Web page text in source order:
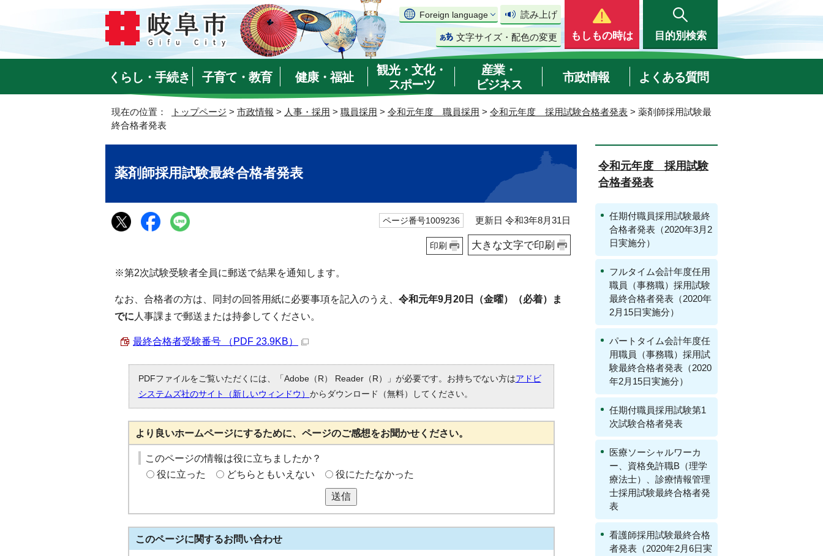
Foreign language 読み上げ
文字サイズ・配色の変更 もしもの時は 目的別検索
くらし・手続き 子育て・教育 健康・福祉
観光・文化・
スポーツ
産業・
ビジネス
市政情報 よくある質問
現在の位置： トップページ > 市政情報 > 人事・採用 > 職員採用 > 令和元年度 職員採用 > 令和元年度 採用試験合格者発表 > 薬剤師採用試験最
終合格者発表
薬剤師採用試験最終合格者発表
ページ番号1009236 更新日 令和3年8月31日
印刷 大きな文字で印刷
※第2次試験受験者全員に郵送で結果を通知します。
なお、合格者の方は、同封の回答用紙に必要事項を記入のうえ、 令和元年9月20日（金曜）（必着）ま
でに 人事課まで郵送または持参してください。
最終合格者受験番号 （PDF 23.9KB）
PDFファイルをご覧いただくには、「Adobe（R） Reader（R）」が必要です。お持ちでない方はアドビ
システムズ社のサイト（新しいウィンドウ） からダウンロード（無料）してください。
より良いホームページにするために、ページのご感想をお聞かせください。
このページの情報は役に立ちましたか？
役に立った
どちらともいえない 役にたたなかった
送信
このページに関するお問い合わせ
令和元年度 採用試験
合格者発表
任期付職員採用試験最終
合格者発表（2020年3月2
日実施分）
フルタイム会計年度任用
職員（事務職）採用試験
最終合格者発表（2020年
2月15日実施分）
パートタイム会計年度任
用職員（事務職）採用試
験最終合格者発表（2020
年2月15日実施分）
任期付職員採用試験第1
次試験合格者発表
医療ソーシャルワーカ
ー、資格免許職B（理学
療法士）、診療情報管理
士採用試験最終合格者発
表
看護師採用試験最終合格
者発表（2020年2月6日実